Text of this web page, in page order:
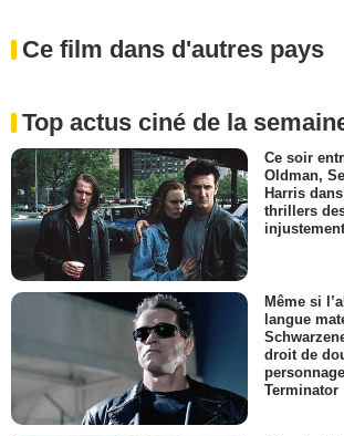
Ce film dans d'autres pays
Top actus ciné de la
Ce soir
Oldman,
Harris
thrillers
Même si
langue
droit de
Terminator